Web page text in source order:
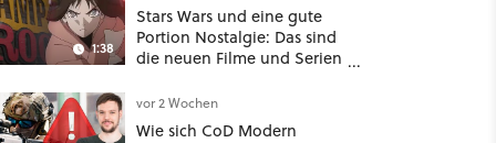
1:38
Stars Wars und eine gute
Portion Nostalgie: Das sind
die neuen Filme und Serien
vor 2 Wochen
Wie sich CoD Modern